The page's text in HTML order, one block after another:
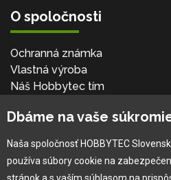
O spoločnosti
Ochranná známka
Vlastná výroba
Náš Hobbytec tím
Naša história
Dbáme na vaše
Naša spoločnosť HOBBYTEC
používa súbory cookie na
stránok a s vaším súhlasom na